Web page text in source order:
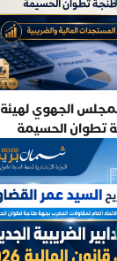
الجهوي لهيئة
تطوان الحسيمة